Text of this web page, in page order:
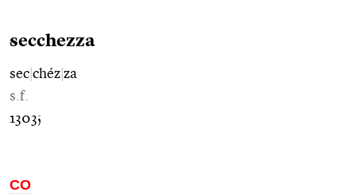
secchezza
sec chéz za
s.f.
1303;
CO